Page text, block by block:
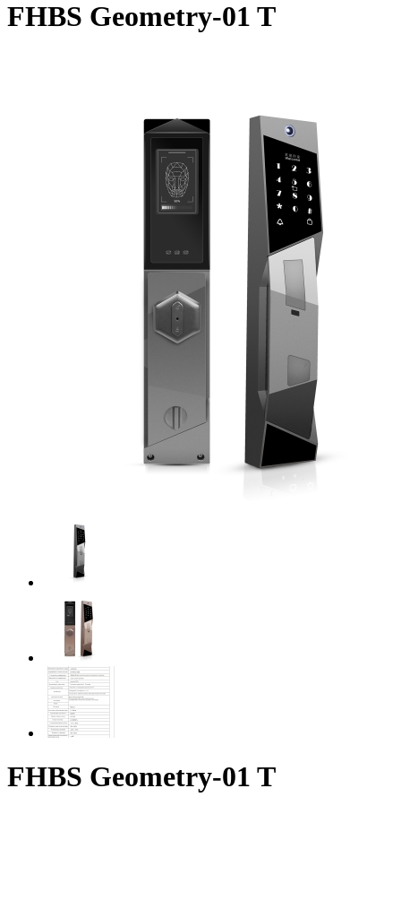
FHBS Geometry-01 T
FHBS Geometry-01 T